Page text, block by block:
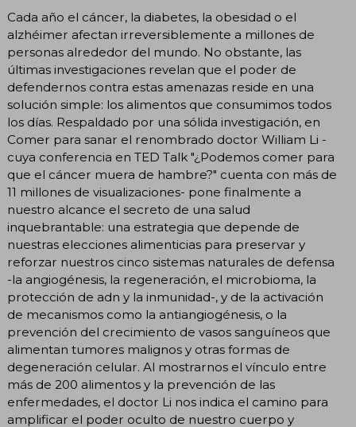
Cada año el cáncer, la diabetes, la obesidad o el
alzhéimer afectan irreversiblemente a millones de
personas alrededor del mundo. No obstante, las
últimas investigaciones revelan que el poder de
defendernos contra estas amenazas reside en una
solución simple: los alimentos que consumimos todos
los días. Respaldado por una sólida investigación, en
Comer para sanar el renombrado doctor William Li -
cuya conferencia en TED Talk "¿Podemos comer para
que el cáncer muera de hambre?" cuenta con más de
11 millones de visualizaciones- pone finalmente a
nuestro alcance el secreto de una salud
inquebrantable: una estrategia que depende de
nuestras elecciones alimenticias para preservar y
reforzar nuestros cinco sistemas naturales de defensa
-la angiogénesis, la regeneración, el microbioma, la
protección de adn y la inmunidad-, y de la activación
de mecanismos como la antiangiogénesis, o la
prevención del crecimiento de vasos sanguíneos que
alimentan tumores malignos y otras formas de
degeneración celular. Al mostrarnos el vínculo entre
más de 200 alimentos y la prevención de las
enfermedades, el doctor Li nos indica el camino para
amplificar el poder oculto de nuestro cuerpo y